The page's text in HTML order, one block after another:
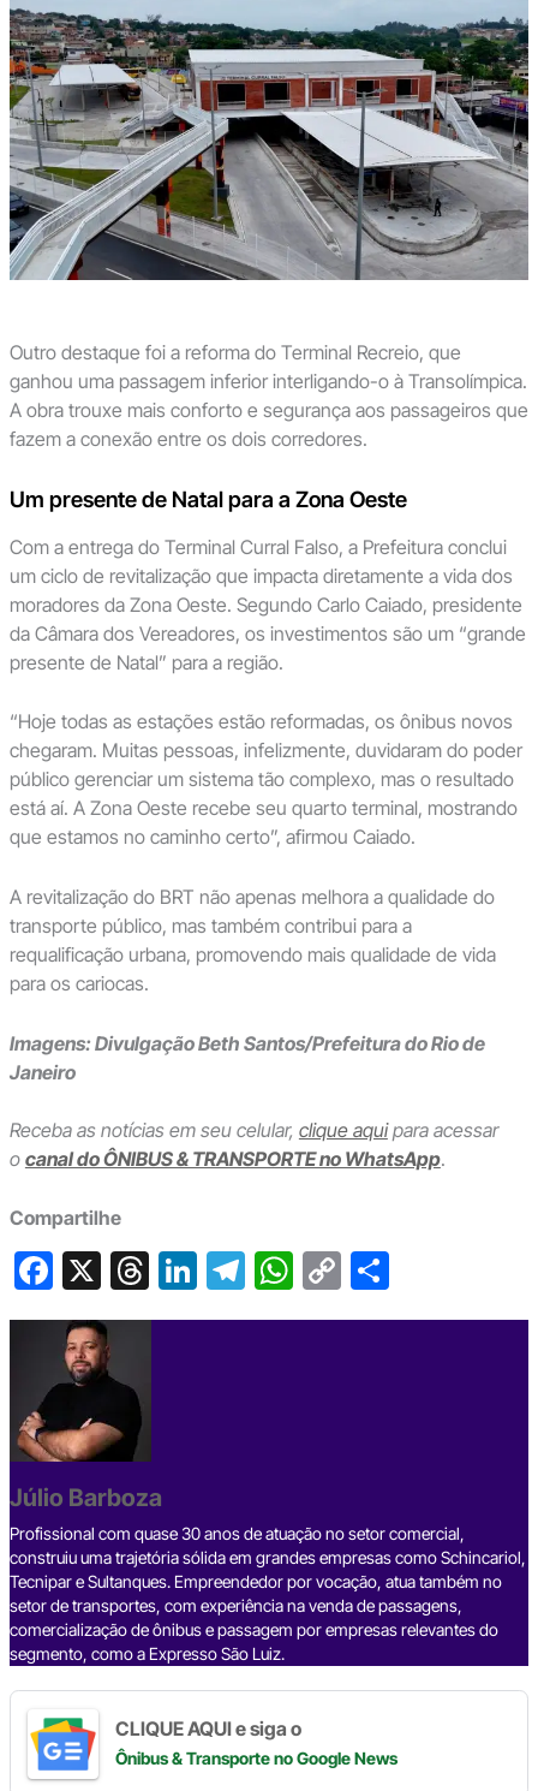
Outro destaque foi a reforma do Terminal Recreio, que
ganhou uma passagem inferior interligando-o à Transolímpica.
A obra trouxe mais conforto e segurança aos passageiros que
fazem a conexão entre os dois corredores.
Um presente de Natal para a Zona Oeste
Com a entrega do Terminal Curral Falso, a Prefeitura conclui
um ciclo de revitalização que impacta diretamente a vida dos
moradores da Zona Oeste. Segundo Carlo Caiado, presidente
da Câmara dos Vereadores, os investimentos são um “grande
presente de Natal” para a região.
“Hoje todas as estações estão reformadas, os ônibus novos
chegaram. Muitas pessoas, infelizmente, duvidaram do poder
público gerenciar um sistema tão complexo, mas o resultado
está aí. A Zona Oeste recebe seu quarto terminal, mostrando
que estamos no caminho certo”, afirmou Caiado.
A revitalização do BRT não apenas melhora a qualidade do
transporte público, mas também contribui para a
requalificação urbana, promovendo mais qualidade de vida
para os cariocas.
Imagens: Divulgação Beth Santos/Prefeitura do Rio de
Janeiro
Receba as notícias em seu celular, clique aquipara acessar
o canal do ÔNIBUS & TRANSPORTE no WhatsApp.
Compartilhe
F
a
c
e
b
o
o
k
X T
hr
s
Li
n
T
el
W
h
C
o
S
h
Júlio Barboza
Profissional com quase 30 anos de atuação no setor comercial,
construiu uma trajetória sólida em grandes empresas como Schincariol,
Tecnipar e Sultanques. Empreendedor por vocação, atua também no
setor de transportes, com experiência na venda de passagens,
comercialização de ônibus e passagem por empresas relevantes do
segmento, como a Expresso São Luiz.
CLIQUE AQUI e siga o
Ônibus & Transporteno Google News